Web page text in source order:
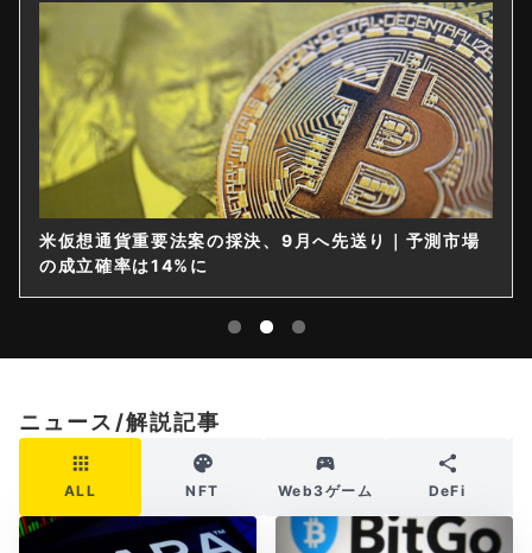
米仮想通貨重要法案の採決、9月へ先送り｜予測市場
の成立確率は14%に
ニュース/解説記事
ALL NFT Web3ゲーム DeFi